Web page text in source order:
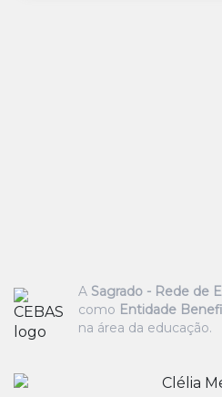
A Sagrado - Rede de
como Entidade
na área da educação.